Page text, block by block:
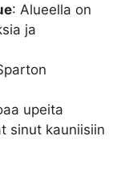
: Alueella on
ja
upeita
sinut kauniisiin